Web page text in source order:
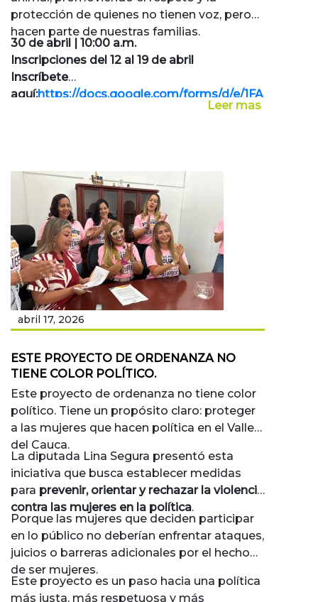
protección de quienes no tienen voz, pero
hacen parte de nuestras familias.
30 de abril | 10:00 a.m.
Inscripciones del 12 al 19 de abril
Inscríbete
aquí:https://docs.google.com/forms/d/e/
Leer mas
abril 17, 2026
ESTE PROYECTO DE ORDENANZA NO
TIENE COLOR POLÍTICO.
Este proyecto de ordenanza no tiene color
político. Tiene un propósito claro: proteger
a las mujeres que hacen política en el Valle
del Cauca.
La diputada Lina Segura presentó esta
iniciativa que busca establecer medidas
para prevenir, orientar y rechazar la violencia
contra las mujeres en la política.
Porque las mujeres que deciden participar
en lo público no deberían enfrentar ataques,
juicios o barreras adicionales por el hecho
de ser mujeres.
Este proyecto es un paso hacia una política
más justa, más respetuosa y más